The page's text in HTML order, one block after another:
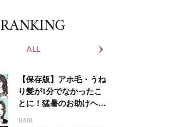
RANKING
ALL
【保存版】アホ毛・うね
り髪が1分でなかったこ
とに！猛暑のお助けヘア
HAIR